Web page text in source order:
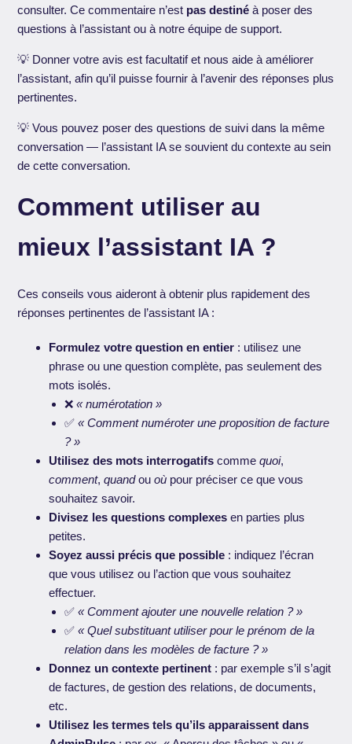
consulter. Ce commentaire n’est pas destiné à poser des
questions à l’assistant ou à notre équipe de support.
💡 Donner votre avis est facultatif et nous aide à améliorer
l’assistant, afin qu’il puisse fournir à l’avenir des réponses plus
pertinentes.
💡 Vous pouvez poser des questions de suivi dans la même
conversation — l’assistant IA se souvient du contexte au sein
de cette conversation.
Comment utiliser au
mieux l’assistant IA ?
Ces conseils vous aideront à obtenir plus rapidement des
réponses pertinentes de l’assistant IA :
Formulez votre question en entier : utilisez une
phrase ou une question complète, pas seulement des
mots isolés.
❌« numérotation »
✅« Comment numéroter une proposition de facture
? »
Utilisez des mots interrogatifs commequoi,
comment,quandouoù pour préciser ce que vous
souhaitez savoir.
Divisez les questions complexes en parties plus
petites.
Soyez aussi précis que possible : indiquez l’écran
que vous utilisez ou l’action que vous souhaitez
effectuer.
✅« Comment ajouter une nouvelle relation ? »
✅« Quel substituant utiliser pour le prénom de la
relation dans les modèles de facture ? »
Donnez un contexte pertinent : par exemple s’il s’agit
de factures, de gestion des relations, de documents,
etc.
Utilisez les termes tels qu’ils apparaissent dans